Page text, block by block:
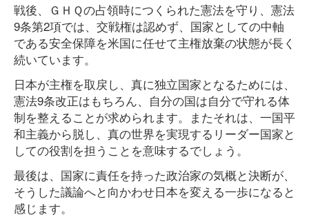
戦後、ＧＨＱの占領時につくられた憲法を守り、憲法
9条第2項では、交戦権は認めず、国家としての中軸
である安全保障を米国に任せて主権放棄の状態が長く
続いています。
日本が主権を取戻し、真に独立国家となるためには、
憲法9条改正はもちろん、自分の国は自分で守れる体
制を整えることが求められます。またそれは、一国平
和主義から脱し、真の世界を実現するリーダー国家と
しての役割を担うことを意味するでしょう。
最後は、国家に責任を持った政治家の気概と決断が、
そうした議論へと向かわせ日本を変える一歩になると
感じます。